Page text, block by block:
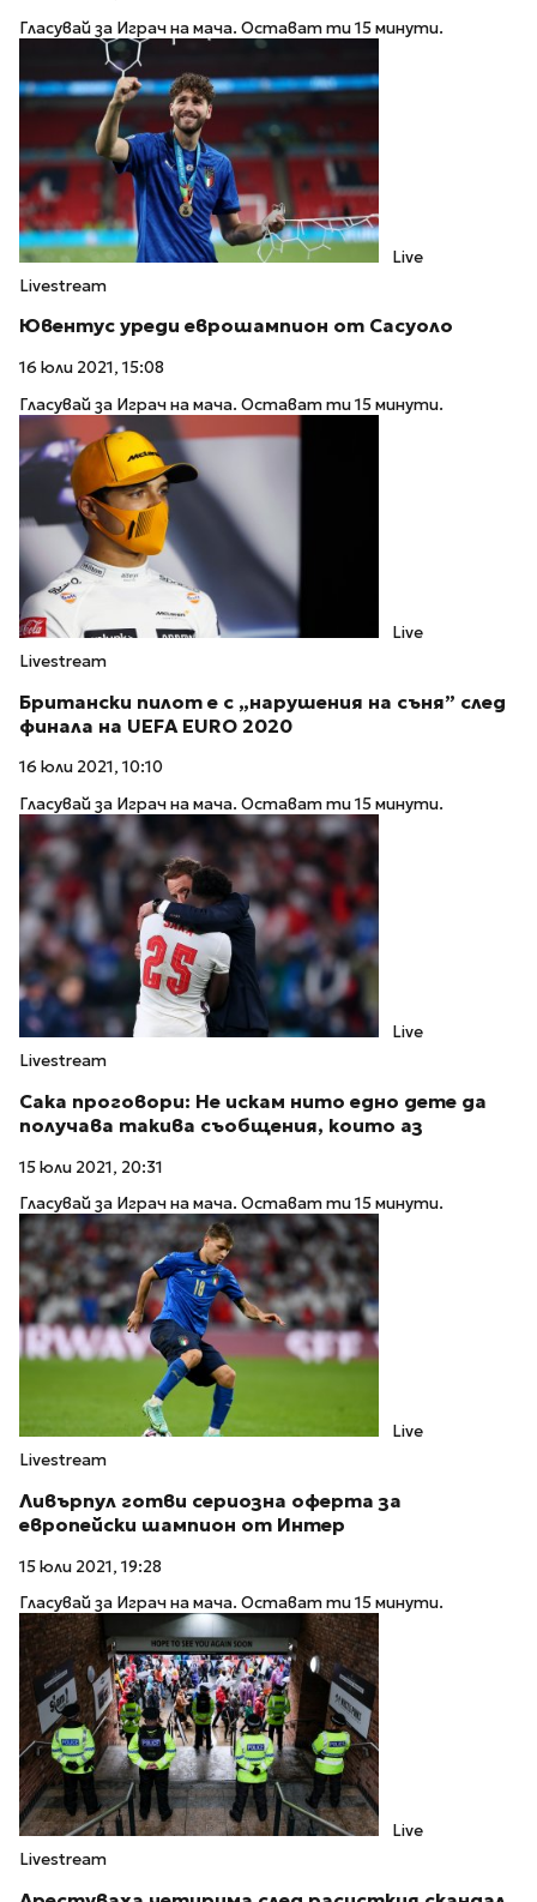
Гласувай за Играч на мача. Остават ти 15 минути.
Live
Livestream
Ювентус уреди еврошампион от Сасуоло
16 юли 2021, 15:08
Гласувай за Играч на мача. Остават ти 15 минути.
Live
Livestream
Британски пилот е с „нарушения на съня” след
финала на UEFA EURO 2020
16 юли 2021, 10:10
Гласувай за Играч на мача. Остават ти 15 минути.
Live
Livestream
Сака проговори: Не искам нито едно дете да
получава такива съобщения, които аз
15 юли 2021, 20:31
Гласувай за Играч на мача. Остават ти 15 минути.
Live
Livestream
Ливърпул готви сериозна оферта за
европейски шампион от Интер
15 юли 2021, 19:28
Гласувай за Играч на мача. Остават ти 15 минути.
Live
Livestream